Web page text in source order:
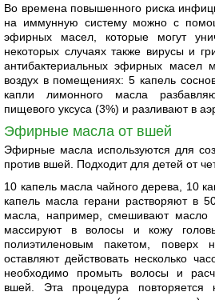
Во времена повышенного риска
на иммунную систему можно с
эфирных масел, которые могут
некоторых случаях также вирусы и
антибактериальных эфирных масел
воздух в помещениях: 5 капель
капли лимонного масла
пищевого уксуса (3%) и разливают в
Эфирные масла от вшей
Эфирные масла используются для
против вшей. Подходит для детей от
10 капель масла чайного дерева, 10
капель масла герани растворяют в
масла, например, смешивают
массируют в волосы и кожу
полиэтиленовым пакетом, поверх
оставляют действовать несколько
необходимо промыть волосы и
вшей. Эта процедура